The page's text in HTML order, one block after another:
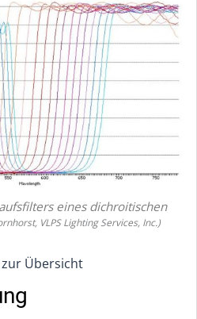
eines dichroitischen
VLPS Lighting Services, Inc.)
Übersicht